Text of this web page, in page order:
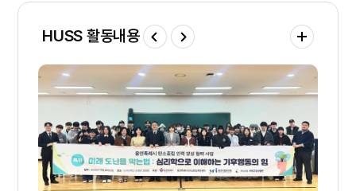
HUSS 활동내용